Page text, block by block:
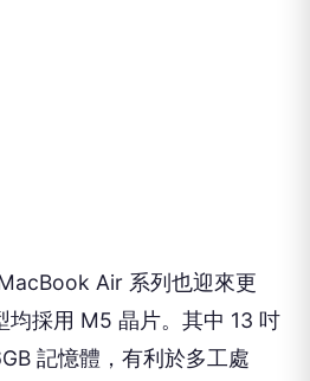
Air 系列也迎來更
均採用 M5 晶片。其中 13 吋
記憶體，有利於多工處